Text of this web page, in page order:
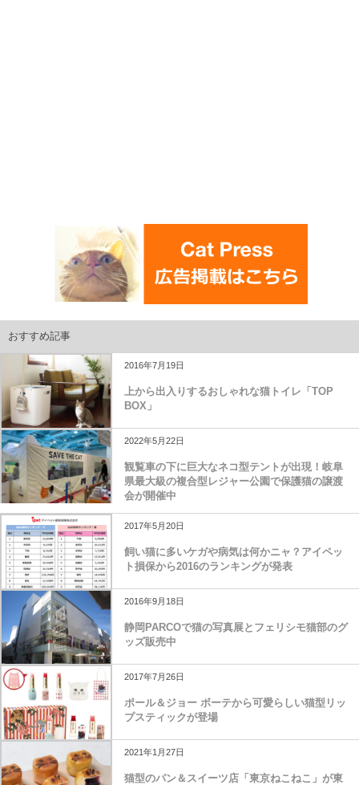
おすすめ記事
2016年7月19日
上から出入りするおしゃれな猫トイレ「TOP
BOX」
2022年5月22日
観覧車の下に巨大なネコ型テントが出現！岐阜
県最大級の複合型レジャー公園で保護猫の譲渡
会が開催中
2017年5月20日
飼い猫に多いケガや病気は何かニャ？アイペッ
ト損保から2016のランキングが発表
2016年9月18日
静岡PARCOで猫の写真展とフェリシモ猫部のグ
ッズ販売中
2017年7月26日
ポール＆ジョー ボーテから可愛らしい猫型リッ
プスティックが登場
2021年1月27日
猫型のパン＆スイーツ店「東京ねこねこ」が東